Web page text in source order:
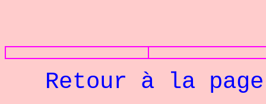
Retour à la